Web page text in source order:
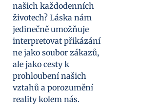
našich každodenních
životech? Láska nám
jedinečně umožňuje
interpretovat přikázání
ne jako soubor zákazů,
ale jako cesty k
prohloubení našich
vztahů a porozumění
reality kolem nás.